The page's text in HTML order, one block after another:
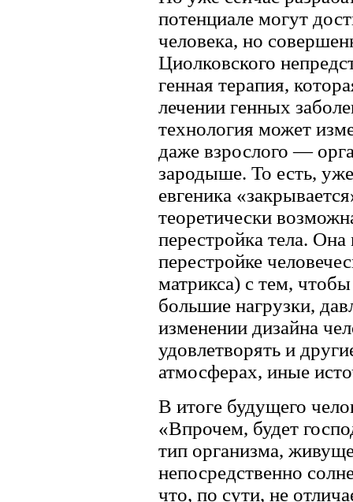
потенциале могут
человека, но
Циолковского
генная терапия,
лечении генных
технология может
даже взрослого —
зародыше. То есть,
евгеника
теоретически
перестройка тела.
перестройке
матрикса) с тем,
большие нагрузки,
изменении дизайна
удовлетворять и
атмосферах, иные
В итоге будущего
«Впрочем, будет
тип организма,
непосредственно
что, по сути, не